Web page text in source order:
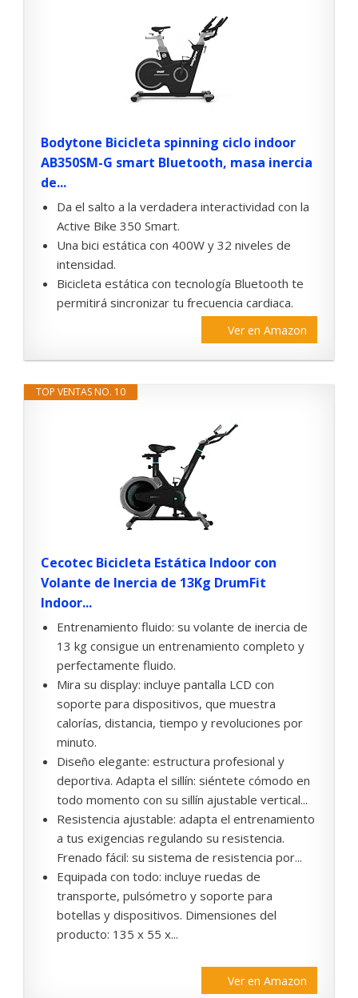
Bodytone Bicicleta spinning ciclo indoor
AB350SM-G smart Bluetooth, masa inercia
de...
Da el salto a la verdadera interactividad con la
Active Bike 350 Smart.
Una bici estática con 400W y 32 niveles de
intensidad.
Bicicleta estática con tecnología Bluetooth te
permitirá sincronizar tu frecuencia cardiaca.
Ver en Amazon
TOP VENTAS NO. 10
Cecotec Bicicleta Estática Indoor con
Volante de Inercia de 13Kg DrumFit
Indoor...
Entrenamiento fluido: su volante de inercia de
13 kg consigue un entrenamiento completo y
perfectamente fluido.
Mira su display: incluye pantalla LCD con
soporte para dispositivos, que muestra
calorías, distancia, tiempo y revoluciones por
minuto.
Diseño elegante: estructura profesional y
deportiva. Adapta el sillín: siéntete cómodo en
todo momento con su sillín ajustable vertical...
Resistencia ajustable: adapta el entrenamiento
a tus exigencias regulando su resistencia.
Frenado fácil: su sistema de resistencia por...
Equipada con todo: incluye ruedas de
transporte, pulsómetro y soporte para
botellas y dispositivos. Dimensiones del
producto: 135 x 55 x...
Ver en Amazon